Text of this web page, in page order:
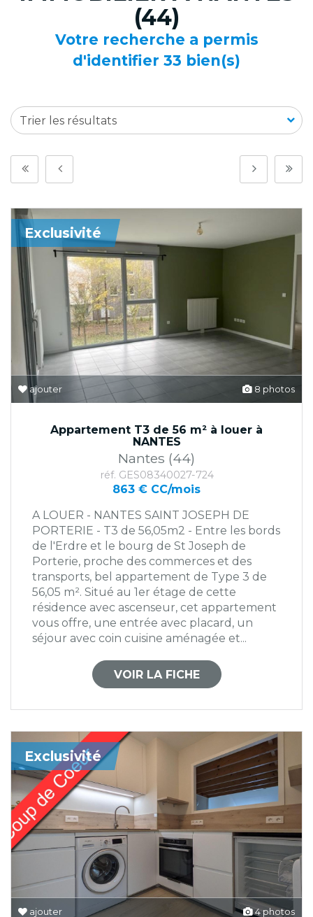
(44)
Votre recherche a permis
d'identifier 33 bien(s)
Trier les résultats
8 photos
ajouter
Exclusivité
Appartement T3 de 56 m² à louer à
NANTES
Nantes (44)
réf. GES08340027-724
863 € CC/mois
A LOUER - NANTES SAINT JOSEPH DE
PORTERIE - T3 de 56,05m2 - Entre les bords
de l'Erdre et le bourg de St Joseph de
Porterie, proche des commerces et des
transports, bel appartement de Type 3 de
56,05 m². Situé au 1er étage de cette
résidence avec ascenseur, cet appartement
vous offre, une entrée avec placard, un
séjour avec coin cuisine aménagée et...
VOIR LA FICHE
4 photos
ajouter
Exclusivité